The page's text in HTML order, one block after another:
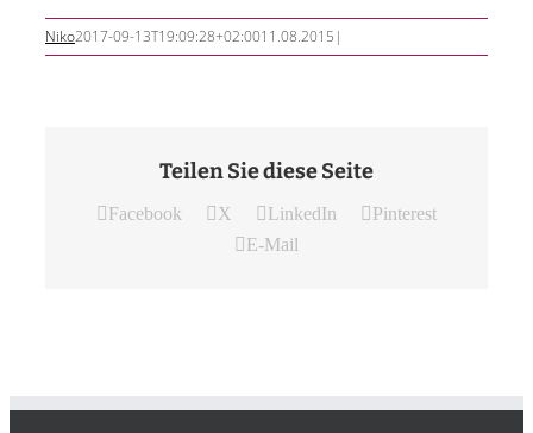
Niko2017-09-13T19:09:28+02:0011.08.2015 |
Teilen Sie diese Seite
Facebook X LinkedIn
Pinterest
E-Mail